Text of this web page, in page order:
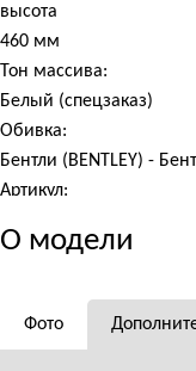
высота
460 мм
Тон массива:
Белый (спецзаказ)
Обивка:
Бентли (BENTLEY) -
Артикул:
О модели
Фото